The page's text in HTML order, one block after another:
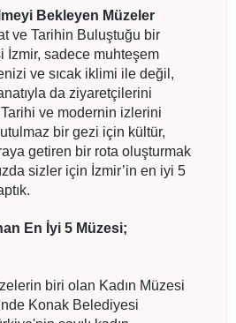
Bekleyen Müzeler
ve Tarihin Buluştuğu bir
İzmir, sadece muhteşem
ve sıcak iklimi ile değil,
da ziyaretçilerini
ve modernin izlerini
bir gezi için kültür,
getiren bir rota oluşturmak
sizler için İzmir’in en iyi 5
En İyi 5 Müzesi;
biri olan Kadın Müzesi
Konak Belediyesi